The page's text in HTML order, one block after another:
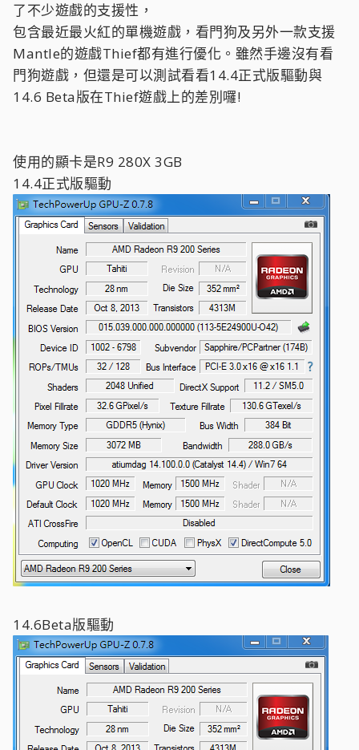
了不少遊戲的支援性，
包含最近最火紅的單機遊戲，看門狗及另外一款支援
Mantle的遊戲Thief都有進行優化。雖然手邊沒有看
門狗遊戲，但還是可以測試看看14.4正式版驅動與
14.6 Beta版在Thief遊戲上的差別囉!
使用的顯卡是R9 280X 3GB
14.4正式版驅動
14.6Beta版驅動